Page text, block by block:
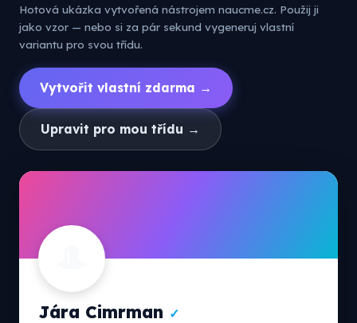
Hotová ukázka vytvořená nástrojem naucme.cz. Použij ji
jako vzor — nebo si za pár sekund vygeneruj vlastní
variantu pro svou třídu.
Vytvořit vlastní zdarma →
Upravit pro mou třídu →
Jára Cimrman ✓